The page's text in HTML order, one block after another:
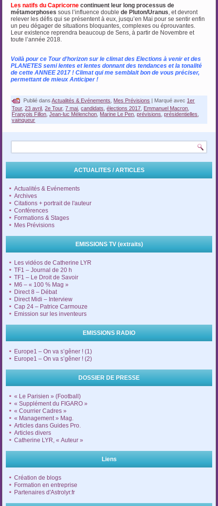
Les natifs du Capricorne continuent leur long processus de
métamorphoses sous l’influence doublede Pluton/Uranus, et devront
relever les défis qui se présentent à eux, jusqu’en Mai pour se sentir enfin
un peu dégager de situations bloquantes, complexes ou éprouvantes.
Leur existence reprendra beaucoup de Sens, à partir de Novembre et
toute l’année 2018.
Voilà pour ce Tour d’horizon sur le climat des Elections à venir et des
PLANETES semi lentes et lentes donnant des tendances et la tonalité
de cette ANNEE 2017 ! Climat qui me semblait bon de vous préciser,
permettant de mieux Anticiper !
Publié dans Actualités & Evénements Mes Prévisions Marqué avec 1er
Tour,23 avril ,2e Tour,7 mai,candidats,élections 2017, Emmanuel Macron,
François Fillon,Jean-luc Mélenchon, Marine Le Pen,prévisions,présidentielles,
vainqueur
ACTUALITES / ARTICLES
Actualités & Evénements
Archives
Citations + portrait de l'auteur
Conférences
Formations & Stages
Mes Prévisions
EMISSIONS TV (extraits)
Les vidéos de Catherine LYR
TF1 – Journal de 20 h
TF1 – Le Droit de Savoir
M6 – « 100 % Mag »
Direct 8 – Débat
Direct Midi – Interview
Cap 24 – Patrice Carmouze
Emission sur les inventeurs
EMISSIONS RADIO
Europe1 – On va s’gêner ! (1)
Europe1 – On va s’gêner ! (2)
DOSSIER DE PRESSE
« Le Parisien » (Football)
« Supplément du FIGARO »
« Courrier Cadres »
« Management » Mag.
Articles dans Guides Pro.
Articles divers
Catherine LYR, « Auteur »
Liens
Création de blogs
Formation en entreprise
Partenaires d'Astrolyr.fr